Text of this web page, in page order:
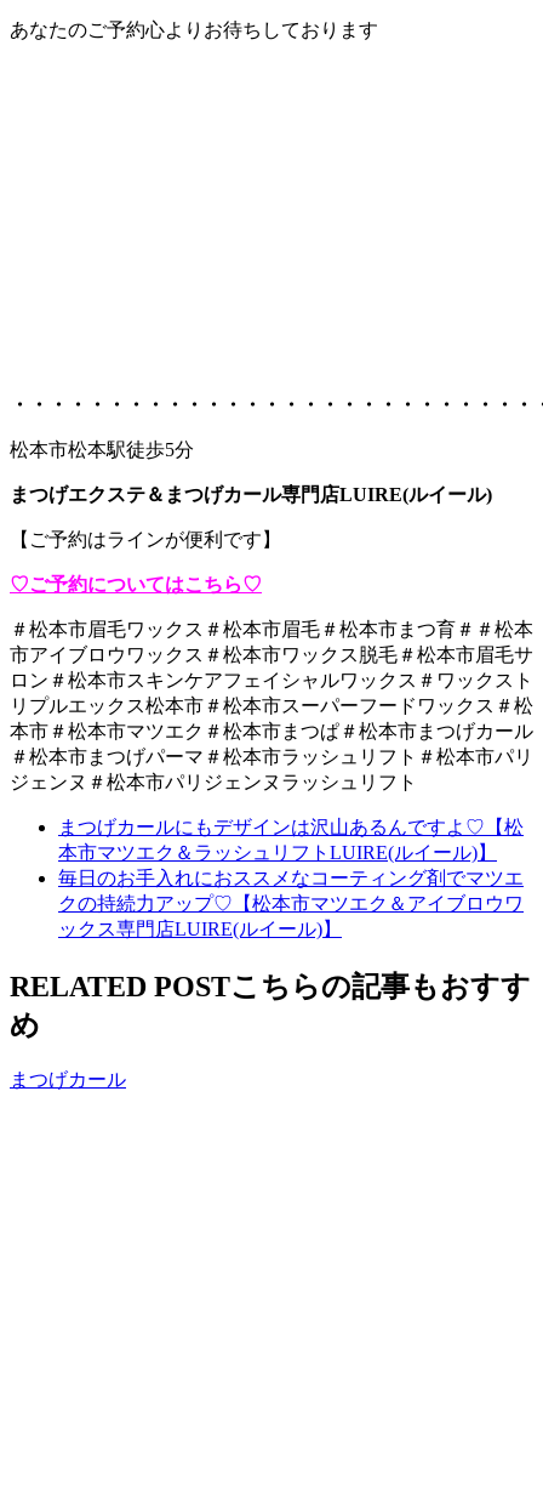
あなたのご予約心よりお待ちしております
・・・・・・・・・・・・・・・・・・・・・・・・・・・
松本市松本駅徒歩5分
まつげエクステ＆まつげカール専門店LUIRE(ルイール)
【ご予約はラインが便利です】
♡ご予約についてはこちら♡
＃松本市眉毛ワックス＃松本市眉毛＃松本市まつ育＃＃松本
市アイブロウワックス＃松本市ワックス脱毛＃松本市眉毛サ
ロン＃松本市スキンケアフェイシャルワックス＃ワックスト
リプルエックス松本市＃松本市スーパーフードワックス＃松
本市＃松本市マツエク＃松本市まつぱ＃松本市まつげカール
＃松本市まつげパーマ＃松本市ラッシュリフト＃松本市パリ
ジェンヌ＃松本市パリジェンヌラッシュリフト
まつげカールにもデザインは沢山あるんですよ♡【松
本市マツエク＆ラッシュリフトLUIRE(ルイール)】
毎日のお手入れにおススメなコーティング剤でマツエ
クの持続力アップ♡【松本市マツエク＆アイブロウワ
ックス専門店LUIRE(ルイール)】
RELATED POSTこちらの記事もおすす
め
まつげカール